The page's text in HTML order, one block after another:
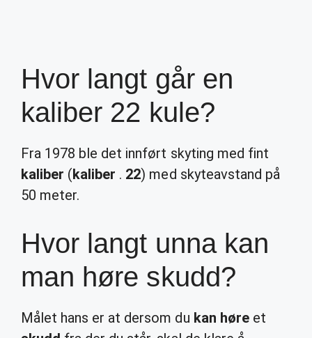
Hvor langt går en
kaliber 22 kule?
Fra 1978 ble det innført skyting med fint
kaliber (kaliber . 22) med skyteavstand på
50 meter.
Hvor langt unna kan
man høre skudd?
Målet hans er at dersom du kan høreet